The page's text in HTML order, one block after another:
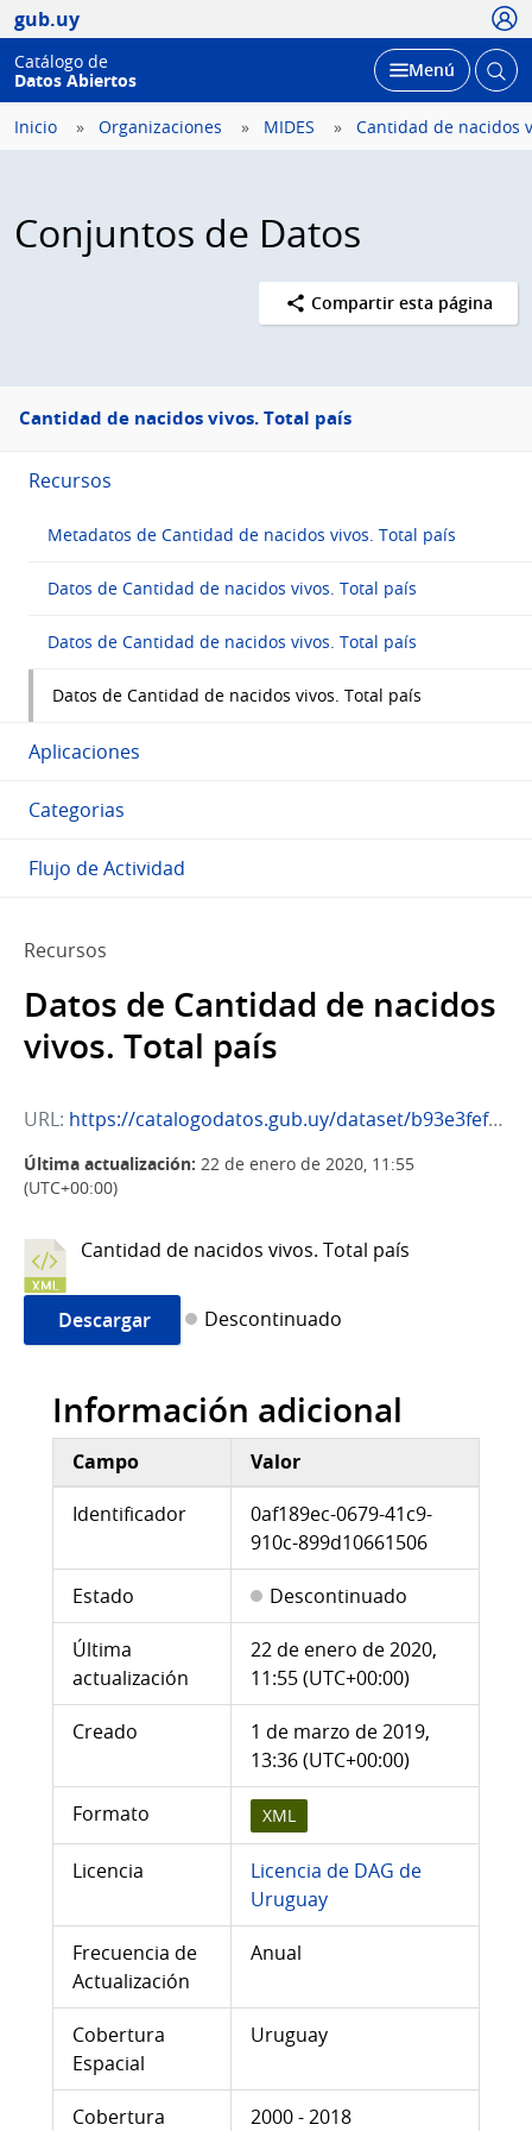
gub.uy
Catálogo de
Datos Abiertos
Desplegar
Menú Abrir
Inicio Organizaciones MIDES Cantidad de nacidos
Conjuntos de Datos
Compartir esta página
Menú
lateral
Cantidad de nacidos vivos. Total país
Recursos
Metadatos de Cantidad de nacidos vivos. Total país
Datos de Cantidad de nacidos vivos. Total país
Datos de Cantidad de nacidos vivos. Total país
Datos de Cantidad de nacidos vivos. Total país
Aplicaciones
Categorias
Flujo de Actividad
Recursos
Datos de Cantidad de nacidos
vivos. Total país
URL: https://catalogodatos.gub.uy/dataset/b93e3fef-e9ba-4f53-bca6-0ce2261a2cf4/resource/0af189ec-0679-41c9-910c-899d10661506/download/11790_cantidad_de_nacidos_vivos-_total_pais.xml
Última actualización: 22 de enero de 2020, 11:55
(UTC+00:00)
Cantidad de nacidos vivos. Total país
Descargar Descontinuado
Información adicional
Campo
Valor
Identificador
0af189ec-0679-41c9-
910c-899d10661506
Estado Descontinuado
Última
actualización
22 de enero de 2020,
11:55 (UTC+00:00)
Creado
1 de marzo de 2019,
13:36 (UTC+00:00)
Formato XML
Licencia
Licencia de DAG de
Uruguay
Frecuencia de
Actualización
Anual
Cobertura
Espacial
Uruguay
Cobertura 2000 - 2018